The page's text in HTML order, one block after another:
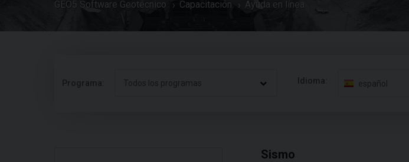
GEO5 Software Geotécnico Capacitación Ayuda en línea
Programa: Todos los programas Idioma: español
Sismo